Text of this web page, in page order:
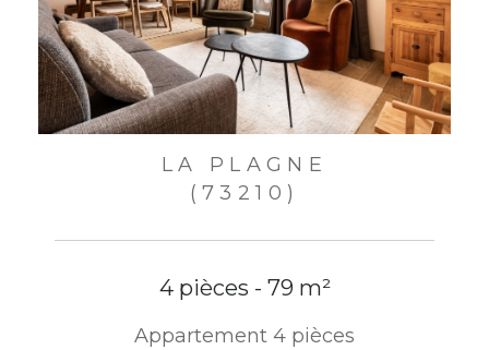
LA PLAGNE
(73210)
4 pièces - 79 m²
Appartement 4 pièces